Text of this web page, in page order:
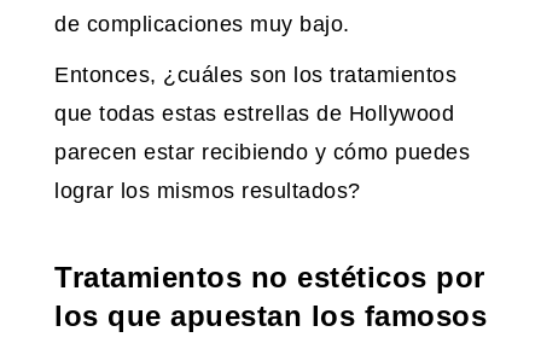
de complicaciones muy bajo.
Entonces, ¿cuáles son los tratamientos
que todas estas estrellas de Hollywood
parecen estar recibiendo y cómo puedes
lograr los mismos resultados?
Tratamientos no estéticos por
los que apuestan los famosos